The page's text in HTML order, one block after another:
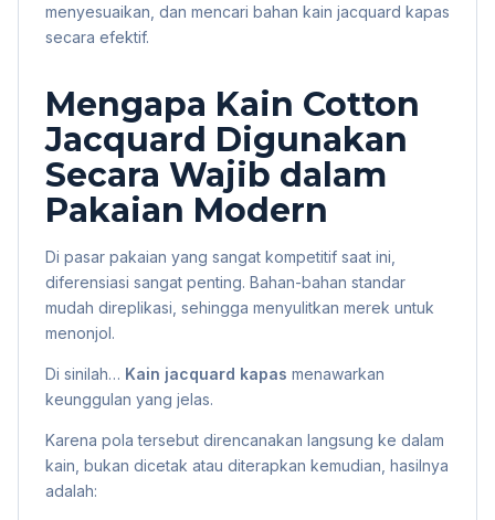
menyesuaikan, dan mencari bahan kain jacquard kapas
secara efektif.
Mengapa Kain Cotton
Jacquard Digunakan
Secara Wajib dalam
Pakaian Modern
Di pasar pakaian yang sangat kompetitif saat ini,
diferensiasi sangat penting. Bahan-bahan standar
mudah direplikasi, sehingga menyulitkan merek untuk
menonjol.
Di sinilah… Kain jacquard kapas menawarkan
keunggulan yang jelas.
Karena pola tersebut direncanakan langsung ke dalam
kain, bukan dicetak atau diterapkan kemudian, hasilnya
adalah: